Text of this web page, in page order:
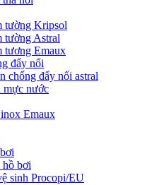
tường Kripsol
tường Astral
tương Emaux
đẩy nổi
chống đẩy nổi astral
mực nước
Emaux
hồ bơi
sinh Procopi/EU